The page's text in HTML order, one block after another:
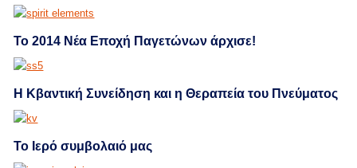
Το 2014 Νέα Εποχή Παγετώνων άρχισε!
Η Κβαντική Συνείδηση και η Θεραπεία του Πνεύματος
Το Ιερό συμβολαιό μας